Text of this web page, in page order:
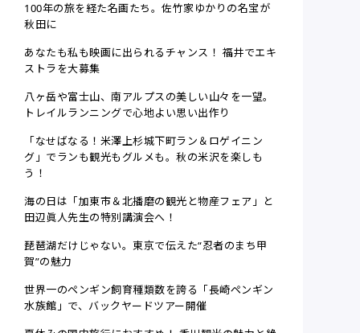
100年の旅を経た名画たち。佐竹家ゆかりの名宝が
秋田に
あなたも私も映画に出られるチャンス！ 福井でエキ
ストラを大募集
八ヶ岳や富士山、南アルプスの美しい山々を一望。
トレイルランニングで心地よい思い出作り
「なせばなる！米澤上杉城下町ラン＆ロゲイニン
グ」でランも観光もグルメも。秋の米沢を楽しも
う！
海の日は「加東市＆北播磨の観光と物産フェア」と
田辺眞人先生の特別講演会へ！
琵琶湖だけじゃない。東京で伝えた“忍者のまち甲
賀”の魅力
世界一のペンギン飼育種類数を誇る「長崎ペンギン
水族館」で、バックヤードツアー開催